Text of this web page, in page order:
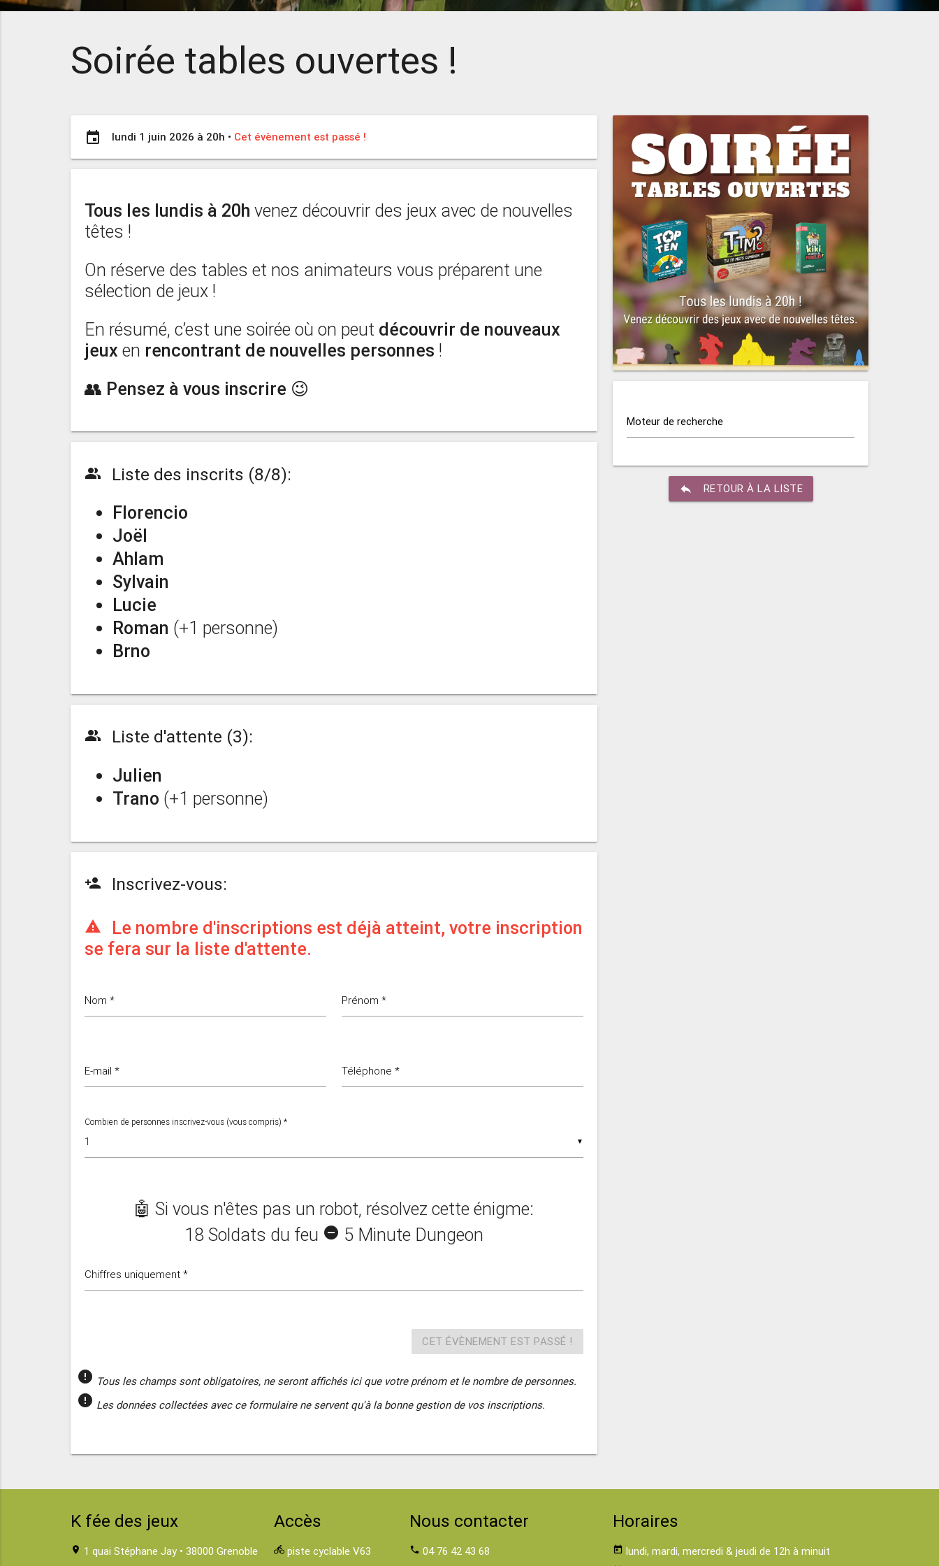
Soirée tables ouvertes !
event lundi 1 juin 2026 à 20h • Cet évènement est passé !
Tous les lundis à 20h venez découvrir des jeux avec de nouvelles
têtes !
On réserve des tables et nos animateurs vous préparent une
sélection de jeux !
En résumé, c’est une soirée où on peut découvrir de nouveaux
jeux en rencontrant de nouvelles personnes !
👥 Pensez à vous inscrire 😉
people_alt
Liste des inscrits (8/8):
Florencio
Joël
Ahlam
Sylvain
Lucie
Roman (+1 personne)
Brno
people_alt
Liste d'attente (3):
Julien
Trano (+1 personne)
person_add Inscrivez-vous:
warning
Le nombre d'inscriptions est déjà atteint, votre inscription
se fera sur la liste d'attente.
Nom * Prénom *
E-mail * Téléphone *
▼
Combien de personnes inscrivez-vous (vous compris) *
🤖 Si vous n'êtes pas un robot, résolvez cette énigme:
18 Soldats du feu remove_circle 5 Minute Dungeon
Chiffres uniquement *
CET ÉVÈNEMENT EST PASSÉ !
error Tous les champs sont obligatoires, ne seront affichés ici que votre prénom et le nombre de personnes.
error Les données collectées avec ce formulaire ne servent qu'à la bonne gestion de vos inscriptions.
Moteur de recherche
reply RETOUR À LA LISTE
K fée des jeux
location_on 1 quai Stéphane Jay • 38000 Grenoble
Accès
directions_bike piste cyclable V63
Nous contacter
phone 04 76 42 43 68
Horaires
today lundi, mardi, mercredi & jeudi de 12h à minuit